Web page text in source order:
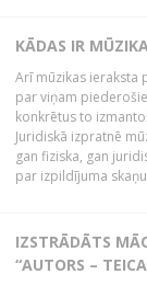
KĀDAS IR
Arī mūzikas ieraksta
par viņam
konkrētus to
Juridiskā izpratnē
gan fiziska, gan
par izpildījuma
IZSTRĀDĀTS
“AUTORS –